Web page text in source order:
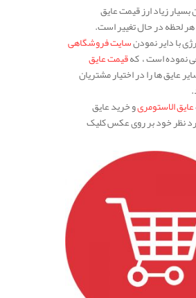
زیاد ارز قیمت عایق
لحظه در حال تغییر است.
با دایر نمودنسایت فروشگاهی
نموده است ، کهقیمت عایق
عایق ها را در اختیار مشتریان
عایق الاستومریو خرید عایق
نظر خود بر روی عکس کلیک